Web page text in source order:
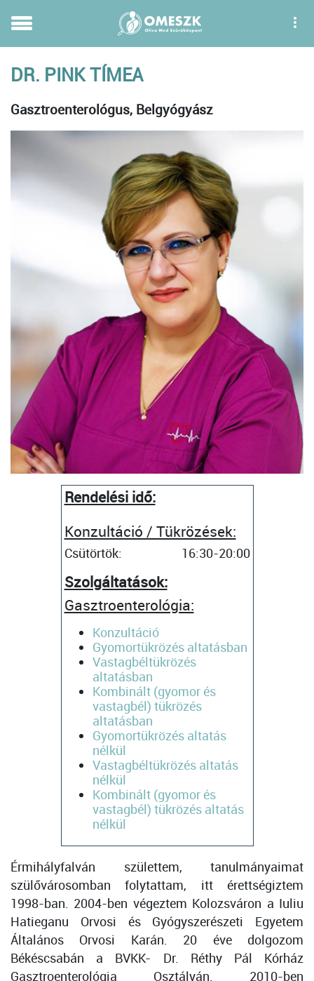
DR. PINK TÍMEA
Gasztroenterológus, Belgyógyász
Rendelési idő:
Konzultáció / Tükrözések:
Csütörtök: 16:30-20:00
Szolgáltatások:
Gasztroenterológia:
Konzultáció
Gyomortükrözés altatásban
Vastagbéltükrözés
altatásban
Kombinált (gyomor és
vastagbél) tükrözés
altatásban
Gyomortükrözés altatás
nélkül
Vastagbéltükrözés altatás
nélkül
Kombinált (gyomor és
vastagbél) tükrözés altatás
nélkül
Érmihályfalván születtem, tanulmányaimat
szülővárosomban folytattam, itt érettségiztem
1998-ban. 2004-ben végeztem Kolozsváron a Iuliu
Hatieganu Orvosi és Gyógyszerészeti Egyetem
Általános Orvosi Karán. 20 éve dolgozom
Békéscsabán a BVKK- Dr. Réthy Pál Kórház
Gasztroenterológia Osztályán. 2010-ben